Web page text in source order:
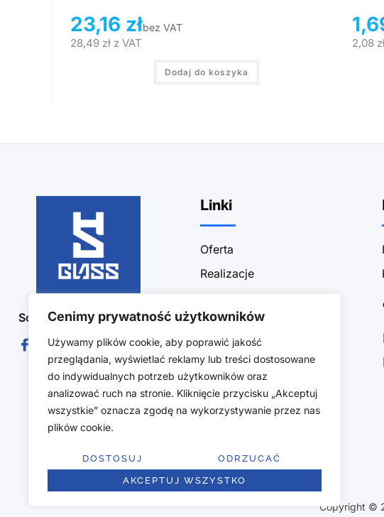
Cenimy prywatność użytkowników
Używamy plików cookie, aby poprawić jakość
przeglądania, wyświetlać reklamy lub treści dostosowane
do indywidualnych potrzeb użytkowników oraz
analizować ruch na stronie. Kliknięcie przycisku „Akceptuj
wszystkie” oznacza zgodę na wykorzystywanie przez nas
plików cookie.
DOSTOSUJ ODRZUCAĆ
AKCEPTUJ WSZYSTKO
23,16 złbez VAT
28,49 zł z VAT
Dodaj do koszyka
2,08
Social Media :
Linki
Oferta
Realizacje
Blog
Kontakt
Polityka prywatności
Obszar działalności
Regulamin sklepu
Copyright ©